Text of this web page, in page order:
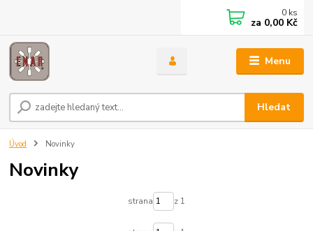
Menu
Hledat
0 ks
za 0,00 Kč
Úvod Novinky
Novinky
strana z 1